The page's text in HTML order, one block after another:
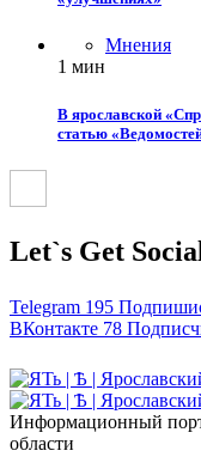
Мнения
1 мин
В ярославской
статью
Let`s Get
Telegram 195
ВКонтакте 78
Информационный
области